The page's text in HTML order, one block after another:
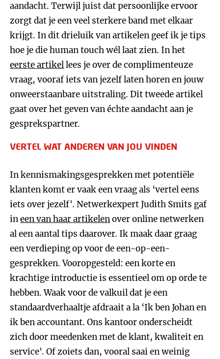
aandacht. Terwijl juist dat persoonlijke ervoor
zorgt dat je een veel sterkere band met elkaar
krijgt. In dit drieluik van artikelen geef ik je tips
hoe je die human touch wél laat zien. In het
eerste artikellees je over de complimenteuze
vraag, vooraf iets van jezelf laten horen en jouw
onweerstaanbare uitstraling. Dit tweede artikel
gaat over het geven van échte aandacht aan je
gesprekspartner.
VERTEL WAT ANDEREN VAN JOU VINDEN
In kennismakingsgesprekken met potentiële
klanten komt er vaak een vraag als ‘vertel eens
iets over jezelf'. Netwerkexpert Judith Smits gaf
ineen van haar artikelenover online netwerken
al een aantal tips daarover. Ik maak daar graag
een verdieping op voor de een-op-een-
gesprekken. Vooropgesteld: een korte en
krachtige introductie is essentieel om op orde te
hebben. Waak voor de valkuil dat je een
standaardverhaaltje afdraait a la ‘Ik ben Johan en
ik ben accountant. Ons kantoor onderscheidt
zich door meedenken met de klant, kwaliteit en
service'. Of zoiets dan, vooral saai en weinig